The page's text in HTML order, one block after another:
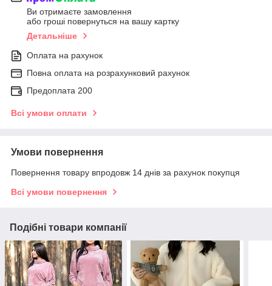
Ви отримаєте замовлення
або гроші повернуться на вашу картку
Детальніше
Оплата на рахунок
Повна оплата на розрахунковий рахунок
Предоплата 200
Всі умови оплати
Умови повернення
Повернення товару впродовж 14 днів за рахунок покупця
Всі умови повернення
Подібні товари компанії